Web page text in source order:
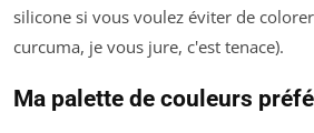
silicone si vous voulez éviter de
curcuma, je vous jure, c'est tenace).
Ma palette de couleurs